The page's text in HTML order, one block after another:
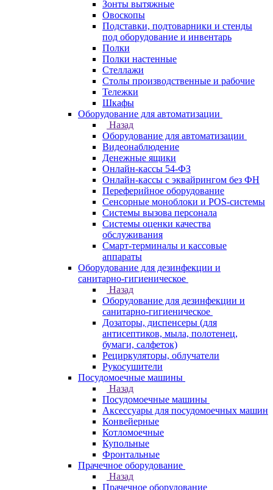
Зонты вытяжные
Овоскопы
Подставки, подтоварники и стенды
под оборудование и инвентарь
Полки
Полки настенные
Стеллажи
Столы производственные и рабочие
Тележки
Шкафы
Оборудование для автоматизации
Назад
Оборудование для автоматизации
Видеонаблюдение
Денежные ящики
Онлайн-кассы 54-ФЗ
Онлайн-кассы с эквайрингом без ФН
Переферийное оборудование
Сенсорные моноблоки и POS-системы
Системы вызова персонала
Системы оценки качества
обслуживания
Смарт-терминалы и кассовые
аппараты
Оборудование для дезинфекции и
санитарно-гигиеническое
Назад
Оборудование для дезинфекции и
санитарно-гигиеническое
Дозаторы, диспенсеры (для
антисептиков, мыла, полотенец,
бумаги, салфеток)
Рециркуляторы, облучатели
Рукосушители
Посудомоечные машины
Назад
Посудомоечные машины
Аксессуары для посудомоечных машин
Конвейерные
Котломоечные
Купольные
Фронтальные
Прачечное оборудование
Назад
Прачечное оборудование